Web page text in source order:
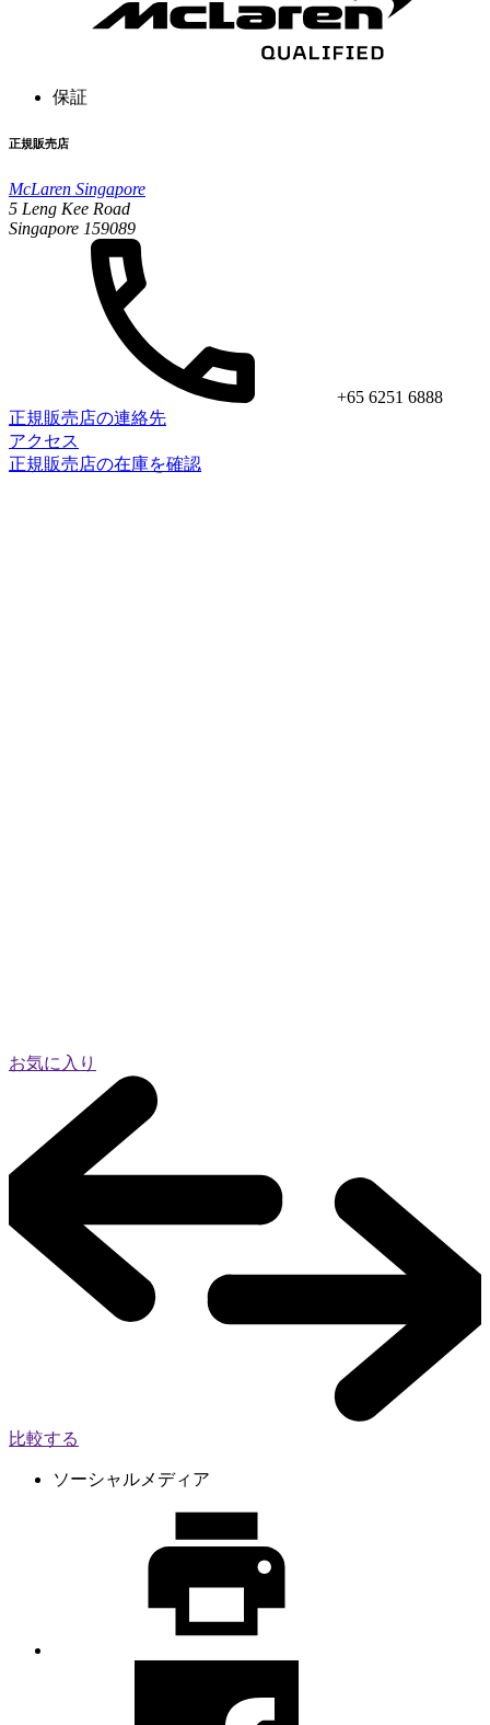
保証
正規販売店
McLaren Singapore
5 Leng Kee Road
Singapore 159089
+65 6251 6888
正規販売店の連絡先
アクセス
正規販売店の在庫を確認
お気に入り
比較する
ソーシャルメディア